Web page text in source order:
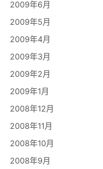
2009年6月
2009年5月
2009年4月
2009年3月
2009年2月
2009年1月
2008年12月
2008年11月
2008年10月
2008年9月